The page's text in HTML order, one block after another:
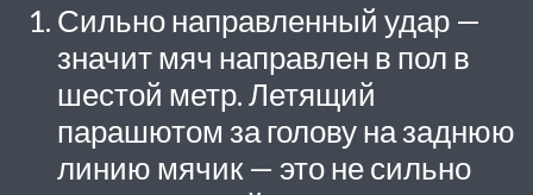
Сильно направленный удар —
значит мяч направлен в пол в
шестой метр. Летящий
парашютом за голову на заднюю
линию мячик — это не сильно